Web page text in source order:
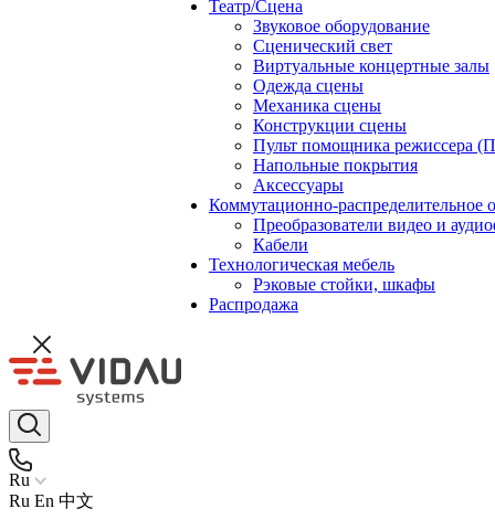
Театр/Сцена
Звуковое оборудование
Сценический свет
Виртуальные концертные залы
Одежда сцены
Механика сцены
Конструкции сцены
Пульт помощника режиссера
Напольные покрытия
Аксессуары
Коммутационно-распределительное
Преобразователи видео и
Кабели
Технологическая мебель
Рэковые стойки, шкафы
Распродажа
Ru
Ru En 中文